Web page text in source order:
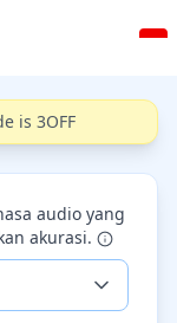
is 3OFF
audio yang
akurasi.